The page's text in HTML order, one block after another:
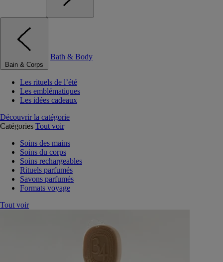
Bain & Corps
Bath & Body
Les rituels de l’été
Les emblématiques
Les idées cadeaux
Découvrir la catégorie
Catégories Tout voir
Soins des mains
Soins du corps
Soins rechargeables
Rituels parfumés
Savons parfumés
Formats voyage
Tout voir